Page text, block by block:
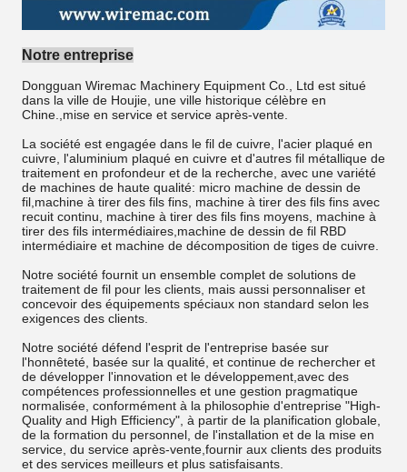
Notre entreprise
Dongguan Wiremac Machinery Equipment Co., Ltd est situé
dans la ville de Houjie, une ville historique célèbre en
Chine.,mise en service et service après-vente.
La société est engagée dans le fil de cuivre, l'acier plaqué en
cuivre, l'aluminium plaqué en cuivre et d'autres fil métallique de
traitement en profondeur et de la recherche, avec une variété
de machines de haute qualité: micro machine de dessin de
fil,machine à tirer des fils fins, machine à tirer des fils fins avec
recuit continu, machine à tirer des fils fins moyens, machine à
tirer des fils intermédiaires,machine de dessin de fil RBD
intermédiaire et machine de décomposition de tiges de cuivre.
Notre société fournit un ensemble complet de solutions de
traitement de fil pour les clients, mais aussi personnaliser et
concevoir des équipements spéciaux non standard selon les
exigences des clients.
Notre société défend l'esprit de l'entreprise basée sur
l'honnêteté, basée sur la qualité, et continue de rechercher et
de développer l'innovation et le développement,avec des
compétences professionnelles et une gestion pragmatique
normalisée, conformément à la philosophie d'entreprise "High-
Quality and High Efficiency", à partir de la planification globale,
de la formation du personnel, de l'installation et de la mise en
service, du service après-vente,fournir aux clients des produits
et des services meilleurs et plus satisfaisants.